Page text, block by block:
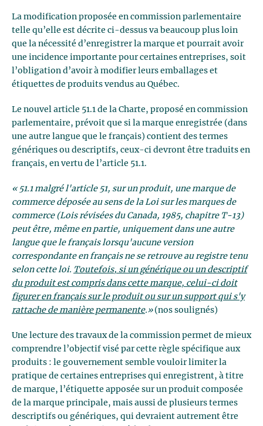
La modification proposée en commission parlementaire
telle qu’elle est décrite ci-dessus va beaucoup plus loin
que la nécessité d’enregistrer la marque et pourrait avoir
une incidence importante pour certaines entreprises, soit
l’obligation d’avoir à modifier leurs emballages et
étiquettes de produits vendus au Québec.
Le nouvel article 51.1 de la Charte, proposé en commission
parlementaire, prévoit que si la marque enregistrée (dans
une autre langue que le français) contient des termes
génériques ou descriptifs, ceux-ci devront être traduits en
français, en vertu de l’article 51.1.
« 51.1 malgré l'article 51, sur un produit, une marque de
commerce déposée au sens de la Loi sur les marques de
commerce (Lois révisées du Canada, 1985, chapitre T-13)
peut être, même en partie, uniquement dans une autre
langue que le français lorsqu'aucune version
correspondante en français ne se retrouve au registre tenu
selon cette loi. Toutefois, si un générique ou un descriptif
du produit est compris dans cette marque, celui-ci doit
figurer en français sur le produit ou sur un support qui s'y
rattache de manière permanente.»(nos soulignés)
Une lecture des travaux de la commission permet de mieux
comprendre l’objectif visé par cette règle spécifique aux
produits : le gouvernement semble vouloir limiter la
pratique de certaines entreprises qui enregistrent, à titre
de marque, l’étiquette apposée sur un produit composée
de la marque principale, mais aussi de plusieurs termes
descriptifs ou génériques, qui devraient autrement être